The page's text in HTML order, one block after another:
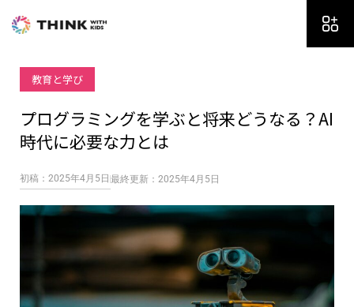
教育と学び
プログラミングを学ぶと将来どうなる？AI
時代に必要な力とは
初稿：2025年4月5日 最終更新：2025年4月5日